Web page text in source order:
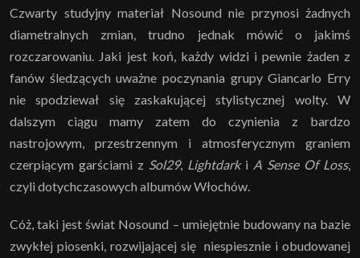
Czwarty studyjny materiał Nosound nie przynosi żadnych
diametralnych zmian, trudno jednak mówić o jakimś
rozczarowaniu. Jaki jest koń, każdy widzi i pewnie żaden z
fanów śledzących uważne poczynania grupy Giancarlo Erry
nie spodziewał się zaskakującej stylistycznej wolty. W
dalszym ciągu mamy zatem do czynienia z bardzo
nastrojowym, przestrzennym i atmosferycznym graniem
czerpiącym garściami z Sol29, Lightdarki A Sense Of Loss,
czyli dotychczasowych albumów Włochów.
Cóż, taki jest świat Nosound – umiejętnie budowany na bazie
zwykłej piosenki, rozwijającej się niespiesznie i obudowanej